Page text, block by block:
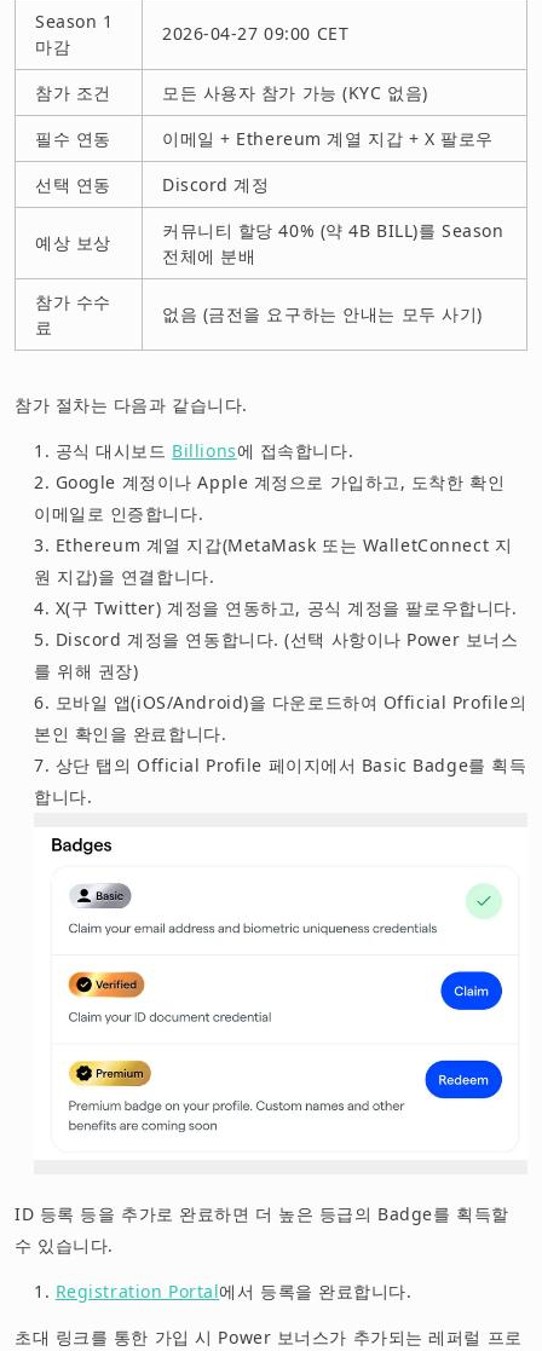
Season 1
마감
2026-04-27 09:00 CET
참가 조건
모든 사용자 참가 가능 (KYC 없음)
필수 연동
이메일 + Ethereum 계열 지갑 + X 팔로우
선택 연동
Discord 계정
예상 보상
커뮤니티 할당 40% (약 4B BILL)를 Season
전체에 분배
참가 수수
료
없음 (금전을 요구하는 안내는 모두 사기)
참가 절차는 다음과 같습니다.
공식 대시보드 Billions에 접속합니다.
Google 계정이나 Apple 계정으로 가입하고, 도착한 확인
이메일로 인증합니다.
Ethereum 계열 지갑(MetaMask 또는 WalletConnect 지
원 지갑)을 연결합니다.
X(구 Twitter) 계정을 연동하고, 공식 계정을 팔로우합니다.
Discord 계정을 연동합니다. (선택 사항이나 Power 보너스
를 위해 권장)
모바일 앱(iOS/Android)을 다운로드하여 Official Profile의
본인 확인을 완료합니다.
상단 탭의 Official Profile 페이지에서 Basic Badge를 획득
합니다.
ID 등록 등을 추가로 완료하면 더 높은 등급의 Badge를 획득할
수 있습니다.
Registration Portal에서 등록을 완료합니다.
초대 링크를 통한 가입 시 Power 보너스가 추가되는 레퍼럴 프로